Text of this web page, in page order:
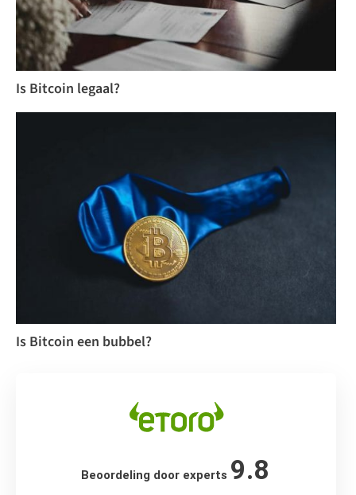
Is Bitcoin legaal?
Is Bitcoin een bubbel?
Beoordeling door experts 9.8